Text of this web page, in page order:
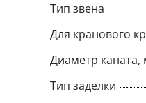
Тип звена
Для кранового
Диаметр каната,
Тип заделки